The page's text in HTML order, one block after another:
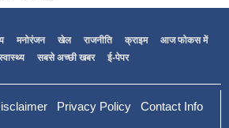
मनोरंजन खेल राजनीति क्राइम
आज फोकस में
सबसे अच्छी खबर ई-पेपर
Privacy Policy
Contact Info